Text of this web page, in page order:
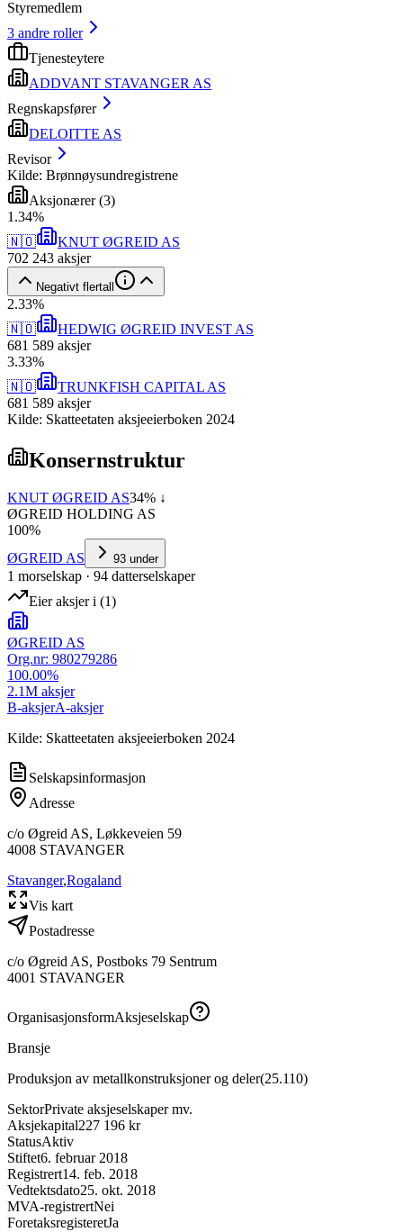
Styremedlem
3 andre roller
Tjenesteytere
ADDVANT STAVANGER AS
Regnskapsfører
DELOITTE AS
Revisor
Kilde: Brønnøysundregistrene
Aksjonærer(3)
1 .34%
🇳🇴
KNUT ØGREID AS
702 243 aksjer
Negativt flertall
2.33%
🇳🇴
HEDWIG ØGREID INVEST AS
681 589 aksjer
3.33%
🇳🇴
TRUNKFISH CAPITAL AS
681 589 aksjer
Kilde: Skatteetaten aksjeeierboken 2024
Konsernstruktur
KNUT ØGREID AS34% ↓
ØGREID HOLDING AS
100%
ØGREID AS
93 under
1 morselskap · 94 datterselskaper
Eier aksjer i (1)
ØGREID AS
Org.nr: 980279286
100.00%
2.1M aksjer
B-aksjerA-aksjer
Kilde: Skatteetaten aksjeeierboken 2024
Selskapsinformasjon
Adresse
c/o Øgreid AS, Løkkeveien 59
4008 STAVANGER
Stavanger,Rogaland
Vis kart
Postadresse
c/o Øgreid AS, Postboks 79 Sentrum
4001 STAVANGER
OrganisasjonsformAksjeselskap
Bransje
Produksjon av metallkonstruksjoner og deler(25.110)
SektorPrivate aksjeselskaper mv.
Aksjekapital227 196 kr
StatusAktiv
Stiftet6. februar 2018
Registrert14. feb. 2018
Vedtektsdato25. okt. 2018
MVA-registrertNei
ForetaksregisteretJa